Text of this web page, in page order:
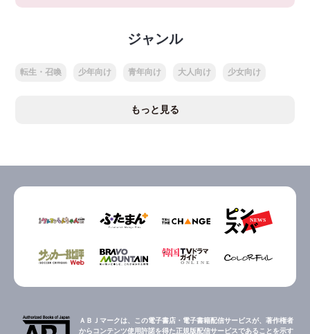
ジャンル
転生・召喚 少年向け 青年向け 大人向け 少女向け
もっと見る
ＡＢＪマークは、この電子書店・電子書籍配信サービスが、著作権者
からコンテンツ使用許諾を得た正規版配信サービスであることを示す